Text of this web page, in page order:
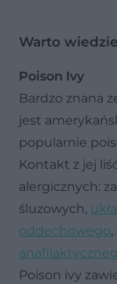
Warto
Poison Ivy
Bardzo znana
jest
popularnie
Kontakt z jej
alergicznych:
śluzowych,
oddechowego
Poison ivy